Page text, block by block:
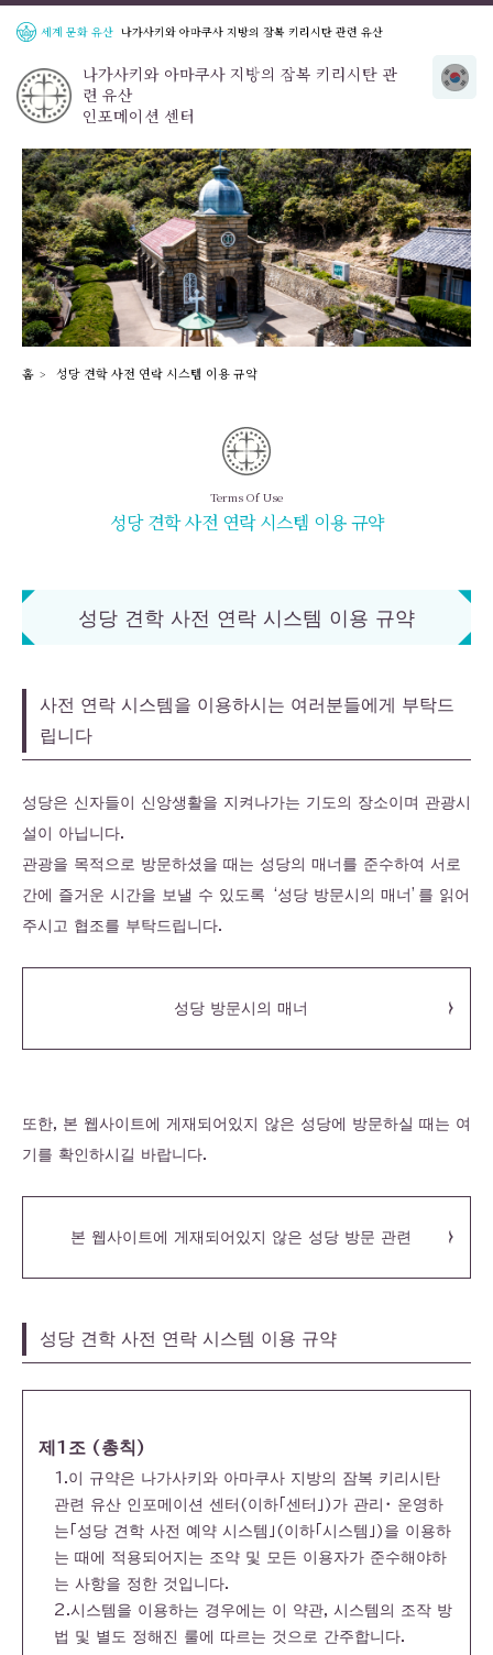
세계 문화 유산 나가사키와 아마쿠사 지방의 잠복 키리시탄 관련 유산
나가사키와 아마쿠사 지방의 잠복 키리시탄 관
련 유산
인포메이션 센터
홈 성당 견학 사전 연락 시스템 이용 규약
Terms Of Use
성당 견학 사전 연락 시스템 이용 규약
성당 견학 사전 연락 시스템 이용 규약
사전 연락 시스템을 이용하시는 여러분들에게 부탁드
립니다
성당은 신자들이 신앙생활을 지켜나가는 기도의 장소이며 관광시
설이 아닙니다.
관광을 목적으로 방문하셨을 때는 성당의 매너를 준수하여 서로
간에 즐거운 시간을 보낼 수 있도록 ‘성당 방문시의 매너’를 읽어
주시고 협조를 부탁드립니다.
성당 방문시의 매너
또한, 본 웹사이트에 게재되어있지 않은 성당에 방문하실 때는 여
기를 확인하시길 바랍니다.
본 웹사이트에 게재되어있지 않은 성당 방문 관련
성당 견학 사전 연락 시스템 이용 규약
제1조 (총칙)
1.이 규약은 나가사키와 아마쿠사 지방의 잠복 키리시탄
관련 유산 인포메이션 센터(이하「센터」)가 관리・ 운영하
는「성당 견학 사전 예약 시스템」(이하「시스템」)을 이용하
는 때에 적용되어지는 조약 및 모든 이용자가 준수해야하
는 사항을 정한 것입니다.
2.시스템을 이용하는 경우에는 이 약관, 시스템의 조작 방
법 및 별도 정해진 룰에 따르는 것으로 간주합니다.